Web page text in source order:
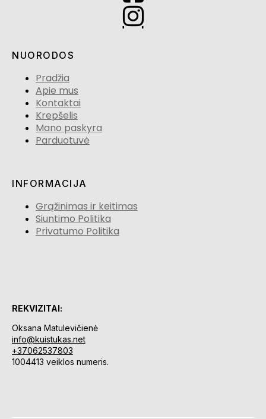
NUORODOS
Pradžia
Apie mus
Kontaktai
Krepšelis
Mano paskyra
Parduotuvė
INFORMACIJA
Grąžinimas ir keitimas
Siuntimo Politika
Privatumo Politika
REKVIZITAI:
Oksana Matulevičienė
info@kuistukas.net
+37062537803
1004413 veiklos numeris.